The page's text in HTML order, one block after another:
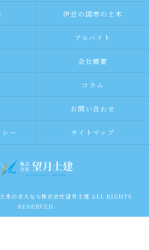
伊豆の国市の土木
アルバイト
会社概要
コラム
お問い合わせ
ー サイトマップ
木の求人なら株式会社望月土建 ALL RIGHTS
RESERVED.